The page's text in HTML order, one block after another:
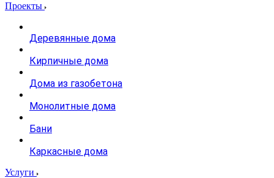
Проекты
Деревянные дома
Кирпичные дома
Дома из газобетона
Монолитные дома
Бани
Каркасные дома
Услуги